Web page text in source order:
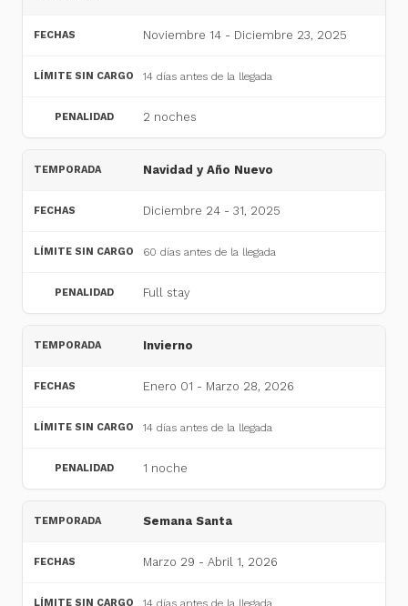
Noviembre 14 - Diciembre 23, 2025
14 días antes de la llegada
2 noches
Navidad y Año Nuevo
Diciembre 24 - 31, 2025
60 días antes de la llegada
Full stay
Invierno
Enero 01 - Marzo 28, 2026
14 días antes de la llegada
1 noche
Semana Santa
Marzo 29 - Abril 1, 2026
14 días antes de la llegada